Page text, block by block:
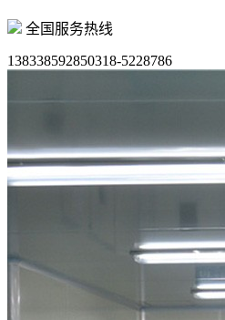
全国服务热线
138338592850318-5228786